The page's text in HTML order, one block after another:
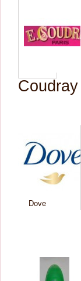
Coudray
Dove